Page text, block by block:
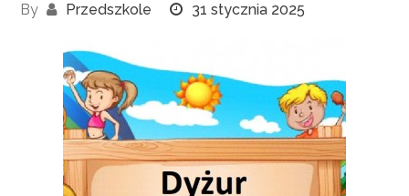
By Przedszkole 31 stycznia 2025